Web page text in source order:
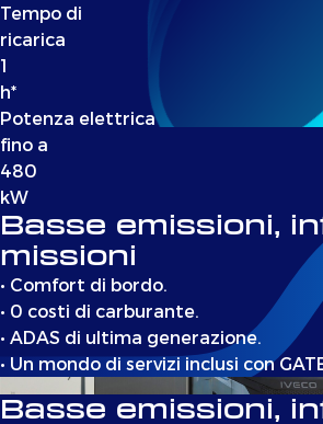
Tempo di
ricarica
1
h*
Potenza elettrica
fino a
480
kW
Basse emissioni,
missioni
• Comfort di bordo.
• 0 costi di carburante.
• ADAS di ultima generazione.
• Un mondo di servizi inclusi con
Basse emissioni,